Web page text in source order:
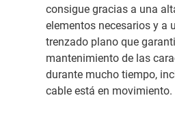
consigue gracias a una
elementos necesarios y a
trenzado plano que
mantenimiento de las
durante mucho tiempo,
cable está en movimiento.